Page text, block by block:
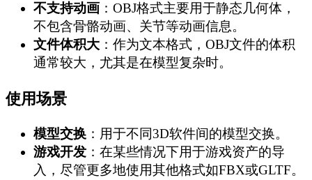
不支持动画 ：OBJ格式主要用于静态几何体，
不包含骨骼动画、关节等动画信息。
文件体积大 ：作为文本格式，OBJ文件的体积
通常较大，尤其是在模型复杂时。
使用场景
模型交换 ：用于不同3D软件间的模型交换。
游戏开发 ：在某些情况下用于游戏资产的导
入，尽管更多地使用其他格式如FBX或GLTF。